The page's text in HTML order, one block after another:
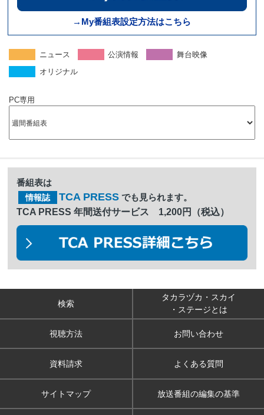
→My番組表設定方法はこちら
ニュース 公演情報
舞台映像
オリジナル
PC専用
番組表は
情報誌 TCA PRESS でも見られます。
TCA PRESS 年間送付サービス 1,200円（税込）
検索
タカラヅカ・スカイ
・ステージとは
視聴方法 お問い合わせ
資料請求 よくある質問
サイトマップ 放送番組の編集の基準